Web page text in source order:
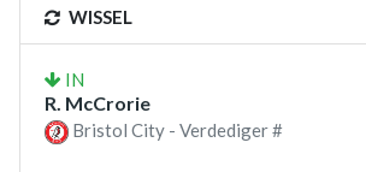
WISSEL
IN
R. McCrorie
Bristol City - Verdediger #